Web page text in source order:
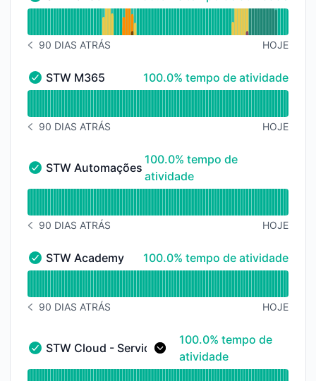
STW Chat - Operacional
undefined undefined STW Chat
HISTÓRICO DE AVISOS 90 DIAS ATRÁS
90 DIAS ATRÁS HOJE
STW M365 - Operacional
STW M365 100% - tempo de atividade
100.0% tempo de atividade
HISTÓRICO DE AVISOS 90 DIAS ATRÁS
90 DIAS ATRÁS HOJE
STW Automações - Operacional
STW Automações
100% - tempo de atividade
100.0% tempo de
atividade
HISTÓRICO DE AVISOS 90 DIAS ATRÁS
90 DIAS ATRÁS HOJE
STW Academy - Operacional
STW Academy 100% - tempo de atividade
100.0% tempo de atividade
HISTÓRICO DE AVISOS 90 DIAS ATRÁS
90 DIAS ATRÁS HOJE
STW Cloud - Servidores - Operacional
STW Cloud - Servidores
100% - tempo de
100.0% tempo de
atividade